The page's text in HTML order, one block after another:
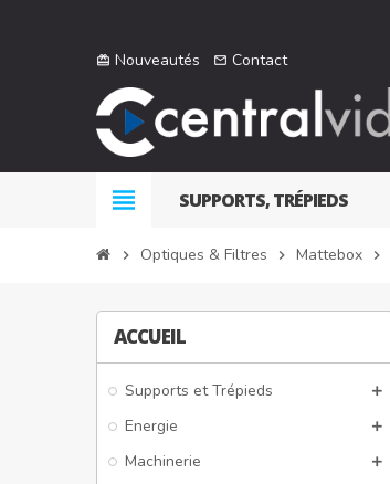
card_giftcard Nouveautés mail_outline Contact
view_headline SUPPORTS, TRÉPIEDS
chevron_right Optiques & Filtres chevron_right Mattebox chevron_right
ACCUEIL
Supports et Trépieds
Energie
Machinerie